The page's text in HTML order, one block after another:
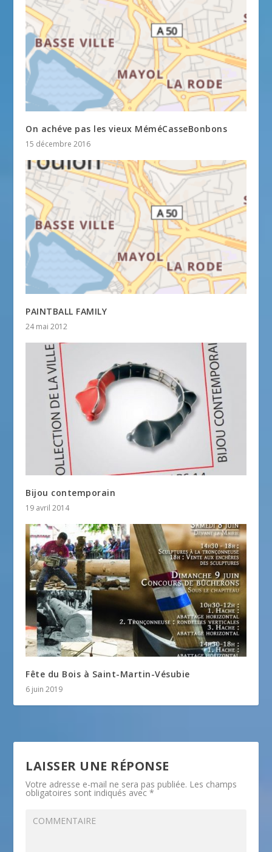
On achéve pas les vieux MéméCasseBonbons
15 décembre 2016
PAINTBALL FAMILY
24 mai 2012
Bijou contemporain
19 avril 2014
Fête du Bois à Saint-Martin-Vésubie
6 juin 2019
LAISSER UNE RÉPONSE
Votre adresse e-mail ne sera pas publiée. Les champs
obligatoires sont indiqués avec*